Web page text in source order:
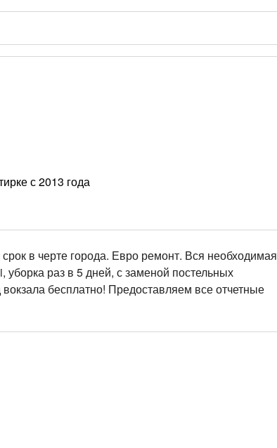
с 2013 года
в черте города. Евро ремонт. Вся необходимая
раз в 5 дней, с заменой постельных
бесплатно! Предоставляем все отчетные